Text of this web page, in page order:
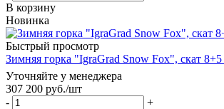
В корзину
Новинка
Быстрый просмотр
Зимняя горка "IgraGrad Snow Fox", скат
Уточняйте у менеджера
307 200 руб./шт
-
+